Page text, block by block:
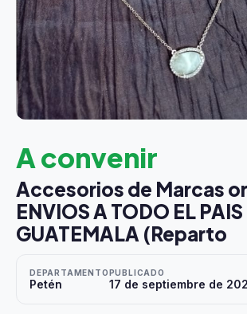
A convenir
Accesorios de Marcas
ENVIOS A TODO EL PAIS
GUATEMALA (Reparto
DEPARTAMENTO
Petén
PUBLICADO
17 de septiembre de